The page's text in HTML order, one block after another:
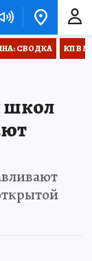
СВОДКА КП В
школ